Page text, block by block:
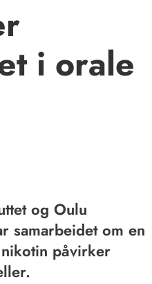
i orale
og Oulu
samarbeidet om en
påvirker